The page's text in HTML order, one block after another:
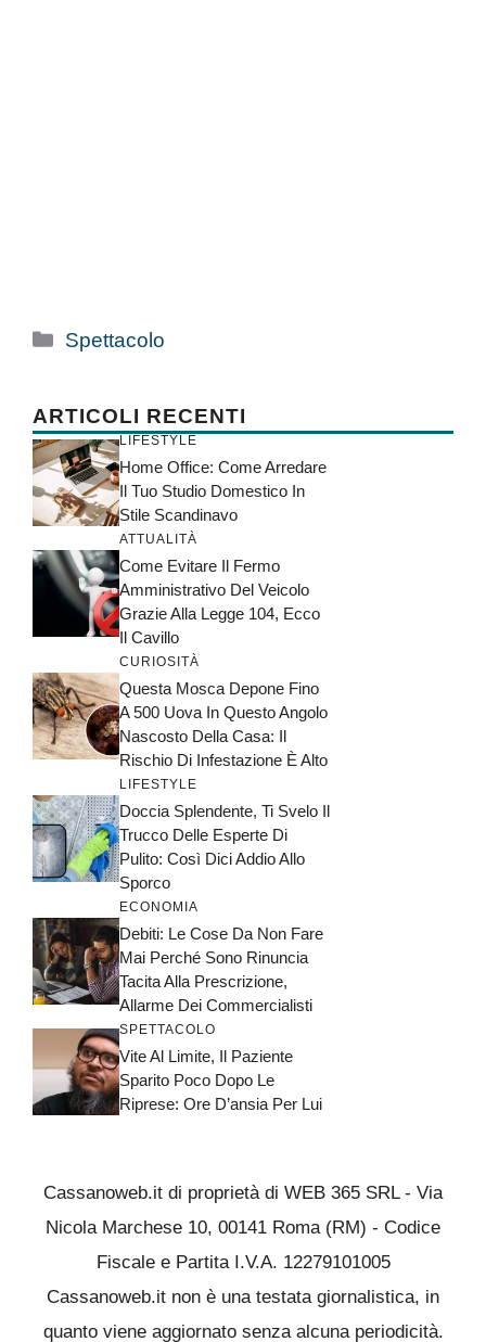
Categorie
Spettacolo
ARTICOLI RECENTI
LIFESTYLE
Home Office: Come Arredare
Il Tuo Studio Domestico In
Stile Scandinavo
ATTUALITÀ
Come Evitare Il Fermo
Amministrativo Del Veicolo
Grazie Alla Legge 104, Ecco
Il Cavillo
CURIOSITÀ
Questa Mosca Depone Fino
A 500 Uova In Questo Angolo
Nascosto Della Casa: Il
Rischio Di Infestazione È Alto
LIFESTYLE
Doccia Splendente, Ti Svelo Il
Trucco Delle Esperte Di
Pulito: Così Dici Addio Allo
Sporco
ECONOMIA
Debiti: Le Cose Da Non Fare
Mai Perché Sono Rinuncia
Tacita Alla Prescrizione,
Allarme Dei Commercialisti
SPETTACOLO
Vite Al Limite, Il Paziente
Sparito Poco Dopo Le
Riprese: Ore D’ansia Per Lui
Cassanoweb.it di proprietà di WEB 365 SRL - Via
Nicola Marchese 10, 00141 Roma (RM) - Codice
Fiscale e Partita I.V.A. 12279101005
Cassanoweb.it non è una testata giornalistica, in
quanto viene aggiornato senza alcuna periodicità.